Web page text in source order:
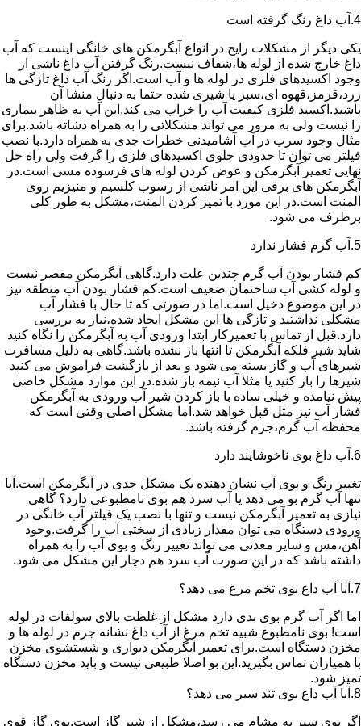
4.آب داغ رنگ گرفته است
یکی دیگر از مشکلات رایج در انواع آبگرمکن های خانگی اینست که آب
داغ خارج شده از لوله ها،شفاف نیست.رنگ گرفتن آب داغ ناشی از
وجود اکسیدهای فلزی در لوله ها و آب است.اگر رنگ آب داغ تازگی ها
زرد،قرمز،قهوه ای،سبز یا شیری شده حتما به دنبال منشا آن
باشید.اکسید فلزی کیفیت آب را خراب می کند.این آب به ظاهر بیماری
زا نیست ولی به مرور می تواند مشکلاتی را به همراه دشاته باشد.برای
مثال وجود سرب در آب آشامیدنی خطرات جدی به همراه دارد.با نصب
فیلتر می توان تا حدودی جلوی اکسیدهای فلزی را گرفت ولی راه حل
نهایی تعمیر آبگرمکن و عوض کردن لوله های فرسوده مسی است.در
آبگرمکن های برقی این امر ناشی از رسوب کلسیم و منیزیم روی
المنت است.در این مورد با تمیز کردن المنت،مشکل به طور کلی
برطرف می شود.
5.آب گرم فشار ندارد
کم فشار بودن آب گرم چندین علت دارد.گاهی آبگرمکن مقصر نیست
و لوله کشی آب ساختمان ضعیف است.کم فشار بودن آب منطقه نیز
در این موضوع دخیل است.اما در صورتی که تا حال با فشار آب
مشکلی نداشتید و تازگی ها این مشکل ایجاد شده،نیاز به بررسی
دارد.قبل از تماس با تعمیرکار ابتدا ورودی آب به آبگرمکن را نگاه کنید
شاید شیر فلکه آبگرمکن تا انتها باز نشده باشد.گاهی به دلیل مسافرت
شیرهای آب و گاز بسته می شود و بعد از بازگشت فراموش می کنید
شیرها را باز کنید یا مثلا آب نیمه باز شده.در این موارد مشکل خاصی
پیش نیامده و خیلی ساده با باز کردن شیر آب ورودی به آبگرمکن
فشار آب نیز مثل قبل خواهد شد.اما مشکل اصلی وقتی است که
محفظه آب گرم،جرم گرفته باشد.
6.آب داغ بوی ناخوشایند دارد
تغییر رنگ و بوی آب نشان دهنده یک مشکل جدی در آبگرمکن است.آیا
تنها آب گرم بو می دهد یا آب سرد هم بوی نامطبوعی دارد؟ گاهی
نیازی به تعمیر آبگرمکن نیست و تنها با نصب یک فیلتر آب خانگی در
ورودی دستگاه می توان مقدار زیادی از سختی آب را گرفت.وجود
آهن،مس و سایر معدنی می تواند تغییر رنگ و بوی آب را به همراه
داشته باشد که در این صورت آب سرد هم دچار این مشکل می شود.
7.آیا آب داغ بوی تخم مرغ می دهد؟
اما اگر آب گرم بوی بدی دارد مشکل از غلظت بالای سولفات در لوله
است! بوی نامطبوع شبیه تخم مرغ از آب داغ نشانه جرم در لوله ها و
مخزن دستگاه است.برای تعمیر آبگرمکن دیواری و شستشوی مخزن
با همیاران تماس بگیرید.این بو اصلا طبیعی نیست و باید مخزن دستگاه
تمیز شود.
8.آیا آب داغ بوی تند سیر می دهد؟
اگر بوی سیر به مشام می رسد،مشکل از شیر گاز است.بوی گاز قوی